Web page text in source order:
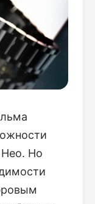
Нео. Но